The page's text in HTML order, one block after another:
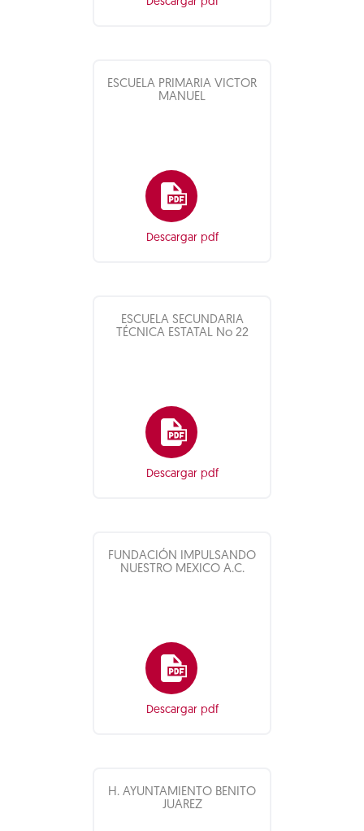
ESCUELA PRIMARIA VICTOR
MANUEL
Descargar pdf
ESCUELA SECUNDARIA
TÉCNICA ESTATAL No 22
Descargar pdf
FUNDACIÓN IMPULSANDO
NUESTRO MEXICO A.C.
Descargar pdf
H. AYUNTAMIENTO BENITO
JUAREZ